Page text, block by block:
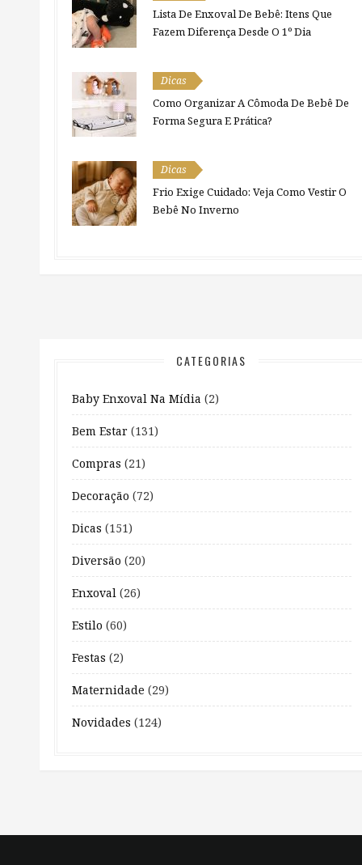
Lista De Enxoval De Bebê: Itens Que
Fazem Diferença Desde O 1º Dia
Dicas
Como Organizar A Cômoda De Bebê De
Forma Segura E Prática?
Dicas
Frio Exige Cuidado: Veja Como Vestir O
Bebê No Inverno
CATEGORIAS
Baby Enxoval Na Mídia (2)
Bem Estar (131)
Compras (21)
Decoração (72)
Dicas (151)
Diversão (20)
Enxoval (26)
Estilo (60)
Festas (2)
Maternidade (29)
Novidades (124)